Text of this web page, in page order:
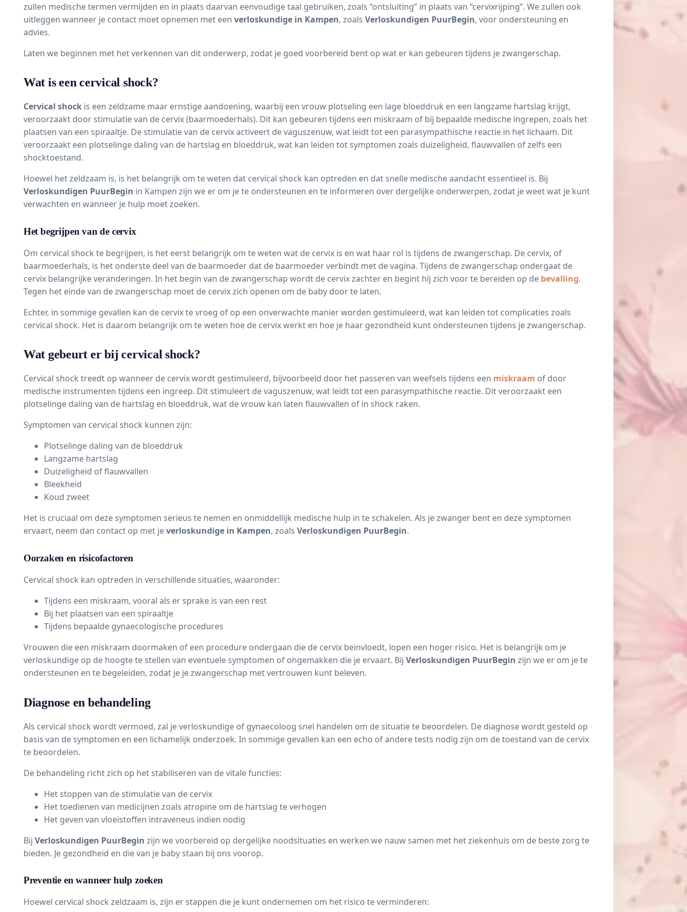
zullen medische termen vermijden en in plaats daarvan eenvoudige taal gebruiken, zoals “ontsluiting” in plaats van “cervixrijping”. We zullen ook
uitleggen wanneer je contact moet opnemen met een verloskundige in Kampen, zoals Verloskundigen PuurBegin, voor ondersteuning en
advies.
Laten we beginnen met het verkennen van dit onderwerp, zodat je goed voorbereid bent op wat er kan gebeuren tijdens je zwangerschap.
Wat is een cervical shock?
Cervical shockis een zeldzame maar ernstige aandoening, waarbij een vrouw plotseling een lage bloeddruk en een langzame hartslag krijgt,
veroorzaakt door stimulatie van de cervix (baarmoederhals). Dit kan gebeuren tijdens een miskraam of bij bepaalde medische ingrepen, zoals het
plaatsen van een spiraaltje. De stimulatie van de cervix activeert de vaguszenuw, wat leidt tot een parasympathische reactie in het lichaam. Dit
veroorzaakt een plotselinge daling van de hartslag en bloeddruk, wat kan leiden tot symptomen zoals duizeligheid, flauwvallen of zelfs een
shocktoestand.
Hoewel het zeldzaam is, is het belangrijk om te weten dat cervical shock kan optreden en dat snelle medische aandacht essentieel is. Bij
Verloskundigen PuurBegin in Kampen zijn we er om je te ondersteunen en te informeren over dergelijke onderwerpen, zodat je weet wat je kunt
verwachten en wanneer je hulp moet zoeken.
Het begrijpen van de cervix
Om cervical shock te begrijpen, is het eerst belangrijk om te weten wat de cervix is en wat haar rol is tijdens de zwangerschap. De cervix, of
baarmoederhals, is het onderste deel van de baarmoeder dat de baarmoeder verbindt met de vagina. Tijdens de zwangerschap ondergaat de
cervix belangrijke veranderingen. In het begin van de zwangerschap wordt de cervix zachter en begint hij zich voor te bereiden op de bevalling.
Tegen het einde van de zwangerschap moet de cervix zich openen om de baby door te laten.
Echter, in sommige gevallen kan de cervix te vroeg of op een onverwachte manier worden gestimuleerd, wat kan leiden tot complicaties zoals
cervical shock. Het is daarom belangrijk om te weten hoe de cervix werkt en hoe je haar gezondheid kunt ondersteunen tijdens je zwangerschap.
Wat gebeurt er bij cervical shock?
Cervical shock treedt op wanneer de cervix wordt gestimuleerd, bijvoorbeeld door het passeren van weefsels tijdens een miskraam of door
medische instrumenten tijdens een ingreep. Dit stimuleert de vaguszenuw, wat leidt tot een parasympathische reactie. Dit veroorzaakt een
plotselinge daling van de hartslag en bloeddruk, wat de vrouw kan laten flauwvallen of in shock raken.
Symptomen van cervical shock kunnen zijn:
Plotselinge daling van de bloeddruk
Langzame hartslag
Duizeligheid of flauwvallen
Bleekheid
Koud zweet
Het is cruciaal om deze symptomen serieus te nemen en onmiddellijk medische hulp in te schakelen. Als je zwanger bent en deze symptomen
ervaart, neem dan contact op met jeverloskundige in Kampen, zoals Verloskundigen PuurBegin.
Oorzaken en risicofactoren
Cervical shock kan optreden in verschillende situaties, waaronder:
Tijdens een miskraam, vooral als er sprake is van een rest
Bij het plaatsen van een spiraaltje
Tijdens bepaalde gynaecologische procedures
Vrouwen die een miskraam doormaken of een procedure ondergaan die de cervix beïnvloedt, lopen een hoger risico. Het is belangrijk om je
verloskundige op de hoogte te stellen van eventuele symptomen of ongemakken die je ervaart. Bij Verloskundigen PuurBegin zijn we er om je te
ondersteunen en te begeleiden, zodat je je zwangerschap met vertrouwen kunt beleven.
Diagnose en behandeling
Als cervical shock wordt vermoed, zal je verloskundige of gynaecoloog snel handelen om de situatie te beoordelen. De diagnose wordt gesteld op
basis van de symptomen en een lichamelijk onderzoek. In sommige gevallen kan een echo of andere tests nodig zijn om de toestand van de cervix
te beoordelen.
De behandeling richt zich op het stabiliseren van de vitale functies:
Het stoppen van de stimulatie van de cervix
Het toedienen van medicijnen zoals atropine om de hartslag te verhogen
Het geven van vloeistoffen intraveneus indien nodig
Bij Verloskundigen PuurBegin zijn we voorbereid op dergelijke noodsituaties en werken we nauw samen met het ziekenhuis om de beste zorg te
bieden. Je gezondheid en die van je baby staan bij ons voorop.
Preventie en wanneer hulp zoeken
Hoewel cervical shock zeldzaam is, zijn er stappen die je kunt ondernemen om het risico te verminderen: